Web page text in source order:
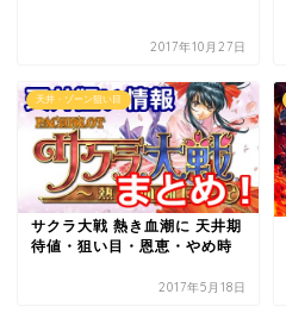
2017年10月27日
天井・ゾーン狙い目
サクラ大戦 熱き血潮に 天井期
待値・狙い目・恩恵・やめ時
2017年5月18日